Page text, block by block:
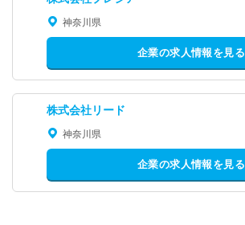
神奈川県
企業の求人情報を見る
株式会社リード
神奈川県
企業の求人情報を見る